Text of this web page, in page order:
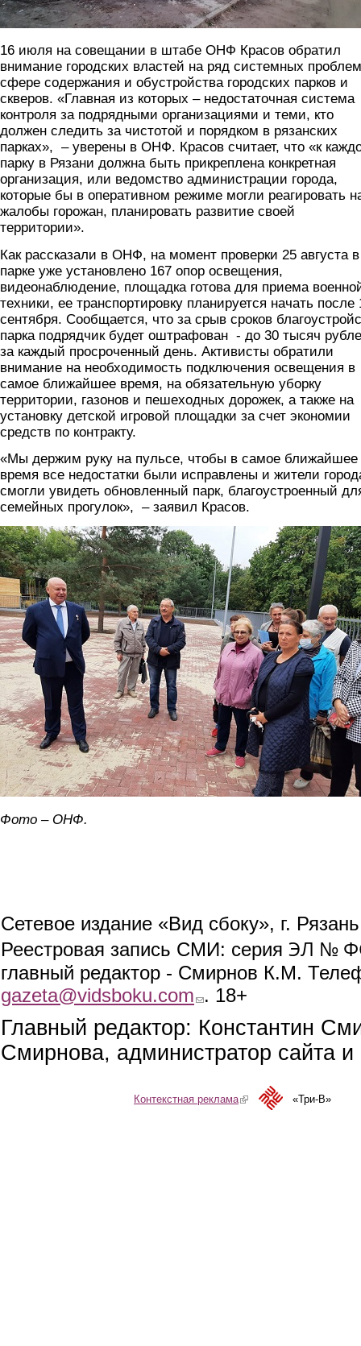
16 июля на совещании в штабе ОНФ Красов обратил
внимание городских властей на ряд системных
сфере содержания и обустройства городских парков и
скверов. «Главная из которых – недостаточная система
контроля за подрядными организациями и теми, кто
должен следить за чистотой и порядком в рязанских
парках», – уверены в ОНФ. Красов считает, что «к
парку в Рязани должна быть прикреплена конкретная
организация, или ведомство администрации города,
которые бы в оперативном режиме могли реагировать
жалобы горожан, планировать развитие своей
территории».
Как рассказали в ОНФ, на момент проверки 25 августа в
парке уже установлено 167 опор освещения,
видеонаблюдение, площадка готова для приема
техники, ее транспортировку планируется начать после
сентября. Сообщается, что за срыв сроков
парка подрядчик будет оштрафован - до 30 тысяч
за каждый просроченный день. Активисты обратили
внимание на необходимость подключения освещения в
самое ближайшее время, на обязательную уборку
территории, газонов и пешеходных дорожек, а также на
установку детской игровой площадки за счет экономии
средств по контракту.
«Мы держим руку на пульсе, чтобы в самое ближайшее
время все недостатки были исправлены и жители
смогли увидеть обновленный парк, благоустроенный
семейных прогулок», – заявил Красов.
onf.png
Фото – ОНФ.
Сетевое издание «Вид сбоку», г.
Реестровая запись СМИ: серия ЭЛ №
главный редактор - Смирнов К.М.
gazeta@vidsboku.com (link sends e-mail)
. 18+
Главный редактор: Константин
Смирнова, администратор сайта
Контекстная реклама(link is external)«Три-В»